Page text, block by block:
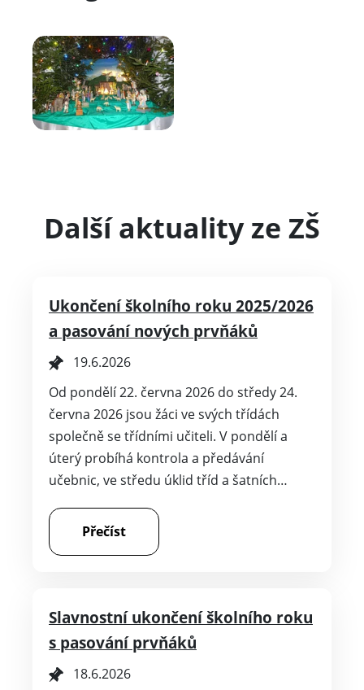
Další aktuality ze ZŠ
Ukončení školního roku 2025/2026
a pasování nových prvňáků
19.6.2026
Od pondělí 22. června 2026 do středy 24.
června 2026 jsou žáci ve svých třídách
společně se třídními učiteli. V pondělí a
úterý probíhá kontrola a předávání
učebnic, ve středu úklid tříd a šatních…
Přečíst
Slavnostní ukončení školního roku
s pasování prvňáků
18.6.2026